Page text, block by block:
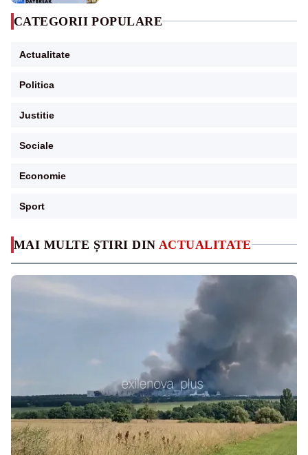
MAI MULTE ȘTIRI DIN ACTUALITATE
CATEGORII POPULARE
Actualitate
Politica
Justitie
Sociale
Economie
Sport